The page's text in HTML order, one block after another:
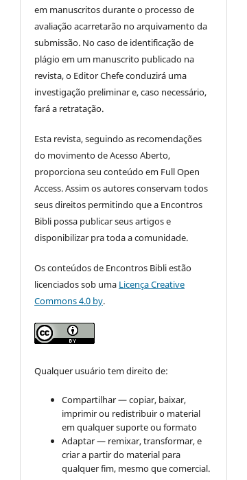
em manuscritos durante o processo de
avaliação acarretarão no arquivamento da
submissão. No caso de identificação de
plágio em um manuscrito publicado na
revista, o Editor Chefe conduzirá uma
investigação preliminar e, caso necessário,
fará a retratação.
Esta revista, seguindo as recomendações
do movimento de Acesso Aberto,
proporciona seu conteúdo em Full Open
Access. Assim os autores conservam todos
seus direitos permitindo que a Encontros
Bibli possa publicar seus artigos e
disponibilizar pra toda a comunidade.
Os conteúdos de Encontros Bibli estão
licenciados sob uma Licença Creative
Commons 4.0 by.
Qualquer usuário tem direito de:
Compartilhar — copiar, baixar,
imprimir ou redistribuir o material
em qualquer suporte ou formato
Adaptar — remixar, transformar, e
criar a partir do material para
qualquer fim, mesmo que comercial.